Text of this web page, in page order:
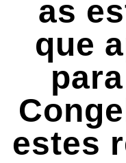
as
que
estes